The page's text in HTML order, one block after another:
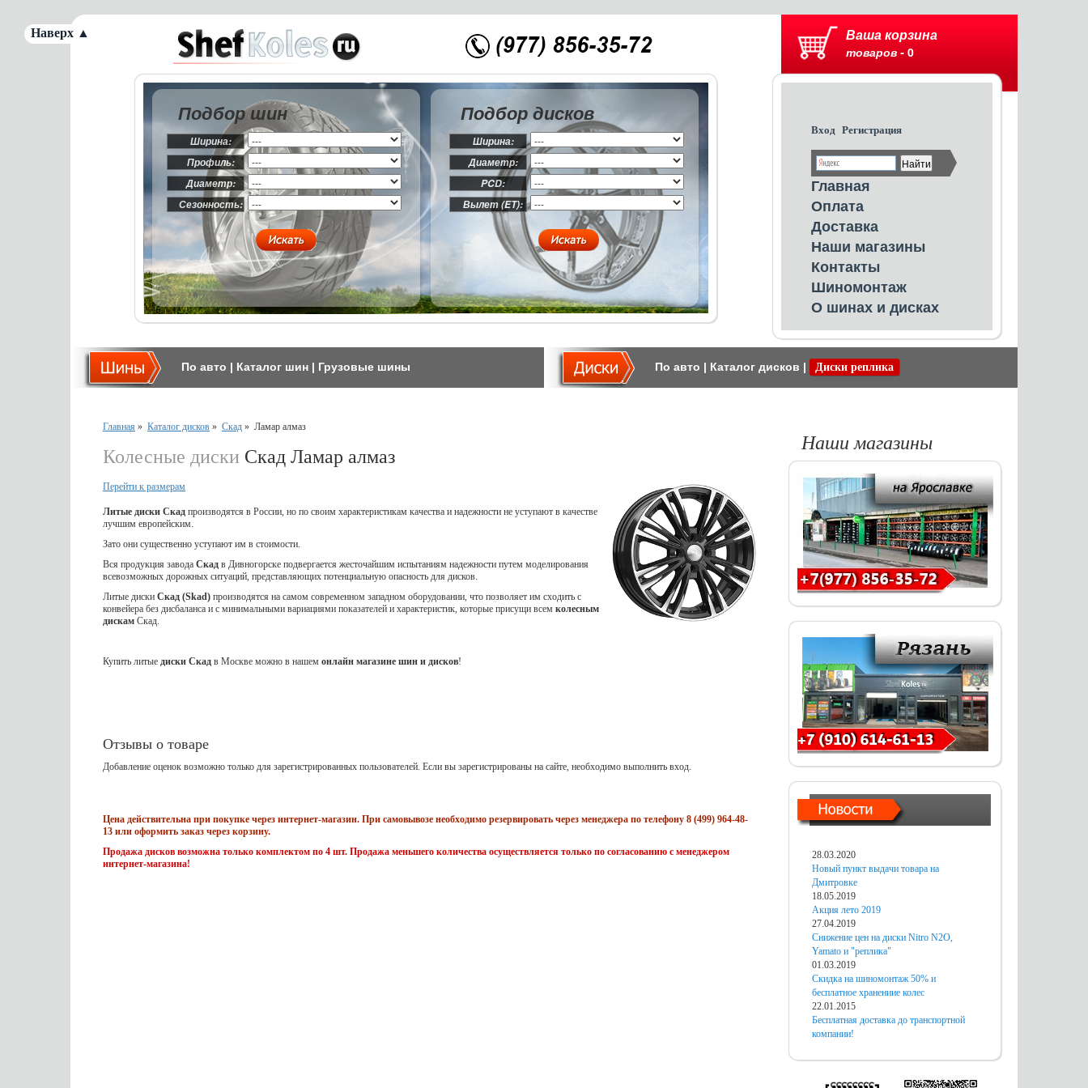
Ваша корзина
товаров - 0
Вход Регистрация
Главная
Оплата
Доставка
Наши магазины
Контакты
Шиномонтаж
О шинах и дисках
Подбор шин
Ширина:
Профиль:
Диаметр:
Сезонность:
Подбор дисков
Ширина:
Диаметр:
PCD:
Вылет (ET):
По авто | Каталог шин | Грузовые шины По авто | Каталог дисков | Диски реплика
Главная » Каталог дисков » Скад » Ламар алмаз
Колесные диски Скад Ламар алмаз
Перейти к размерам
Литые диски Скад производятся в России, но по своим характеристикам качества и надежности не уступают в качестве
лучшим европейским.
Зато они существенно уступают им в стоимости.
Вся продукция завода Скад в Дивногорске подвергается жесточайшим испытаниям надежности путем моделирования
всевозможных дорожных ситуаций, представляющих потенциальную опасность для дисков.
Литые диски Скад (Skad) производятся на самом современном западном оборудовании, что позволяет им сходить с
конвейера без дисбаланса и с минимальными вариациями показателей и характеристик, которые присущи всем колесным
дискам Скад.
Купить литые диски Скад в Москве можно в нашем онлайн магазине шин и дисков!
Отзывы о товаре
Добавление оценок возможно только для зарегистрированных пользователей. Если вы зарегистрированы на сайте, необходимо выполнить вход.
Цена действительна при покупке через интернет-магазин. При самовывозе необходимо резервировать через менеджера по телефону 8 (499) 964-48-
13 или оформить заказ через корзину.
Продажа дисков возможна только комплектом по 4 шт. Продажа меньшего количества осуществляется только по согласованию с менеджером
интернет-магазина!
Наши магазины
28.03.2020
Новый пункт выдачи товара на
Дмитровке
18.05.2019
Акция лето 2019
27.04.2019
Снижение цен на диски Nitro N2O,
Yamato и "реплика"
01.03.2019
Скидка на шиномонтаж 50% и
бесплатное хранениие колес
22.01.2015
Бесплатная доставка до транспортной
компании!
Наверх ▲